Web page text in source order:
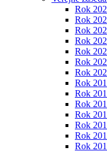
Rok
Rok
Rok
Rok
Rok
Rok
Rok
Rok
Rok
Rok
Rok
Rok
Rok
Rok